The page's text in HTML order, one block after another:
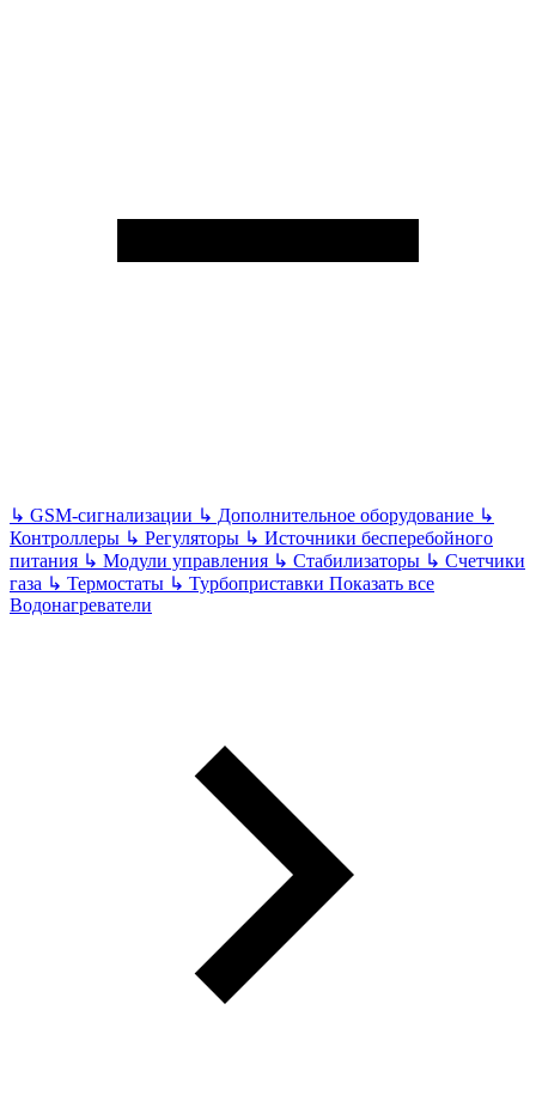
↳ GSM-сигнализации ↳ Дополнительное оборудование ↳
Контроллеры ↳ Регуляторы ↳ Источники бесперебойного
питания ↳ Модули управления ↳ Стабилизаторы ↳ Счетчики
газа ↳ Термостаты ↳ Турбоприставки Показать все
Водонагреватели